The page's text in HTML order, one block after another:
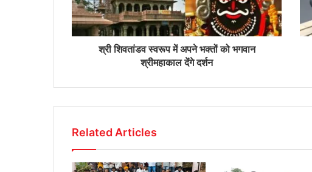
श्री शिवतांडव स्वरूप में अपने भक्तों को भगवान
श्रीमहाकाल देंगे दर्शन
Related Articles